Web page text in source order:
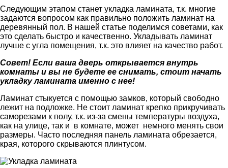
Следующим этапом станет укладка ламината, т.к. многие
задаются вопросом как правильно положить ламинат на
деревянный пол. В нашей статье поделимся советами, как
это сделать быстро и качественно. Укладывать ламинат
лучше с угла помещения, т.к. это влияет на качество работ.
Совет! Если ваша дверь открывается внутрь
комнаты и вы не будете ее снимать, стоит начать
укладку ламината именно с нее!
Ламинат стыкуется с помощью замков, который свободно
лежит на подложке. Не стоит ламинат крепко прикручивать
саморезами к полу, т.к. из-за смены температуры воздуха,
как на улице, так и в комнате, может немного менять свои
размеры. Часто последняя панель ламината обрезается,
края, которого скрываются плинтусом.